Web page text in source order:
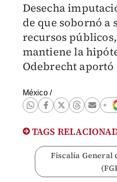
Desecha
de que sobornó a
recursos
mantiene la
Odebrecht aportó
México/
TAGS
Fiscalía General